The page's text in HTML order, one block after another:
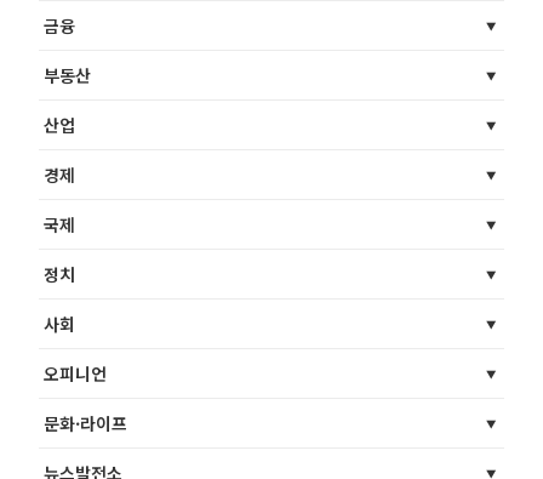
금융
부동산
산업
경제
국제
정치
사회
오피니언
문화·라이프
뉴스발전소